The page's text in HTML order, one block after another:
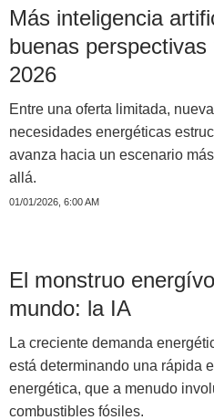
Más inteligencia
buenas
2026
Entre una oferta limitada,
necesidades energéticas
avanza hacia un escenario
allá.
01/01/2026, 6:00 AM
El monstruo
mundo: la IA
La creciente demanda
está determinando una rápida
energética, que a menudo
combustibles fósiles.